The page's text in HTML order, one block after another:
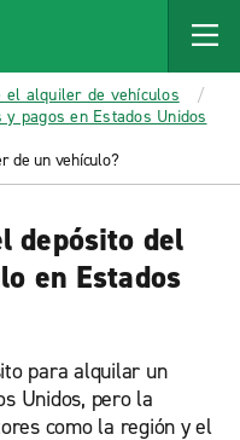
el alquiler de vehículos
pagos en Estados Unidos
de un vehículo?
depósito del
en Estados
para alquilar un
Unidos, pero la
como la región y el